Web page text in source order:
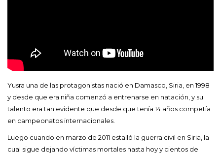
Yusra una de las protagonistas nació en Damasco, Siria, en 1998
y desde que era niña comenzó a entrenarse en natación, y su
talento era tan evidente que desde que tenía 14 años competía
en campeonatos internacionales.
Luego cuando en marzo de 2011 estalló la guerra civil en Siria, la
cual sigue dejando víctimas mortales hasta hoy y cientos de